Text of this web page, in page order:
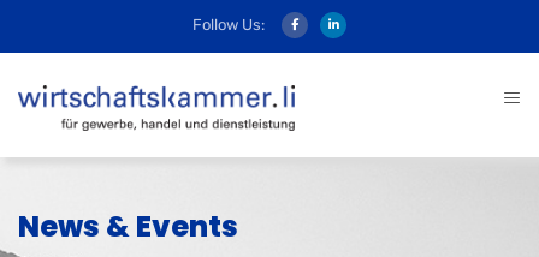
Follow Us:
News & Events